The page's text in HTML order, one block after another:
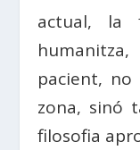
actual, la
pacient, no
zona, sinó
filosofia